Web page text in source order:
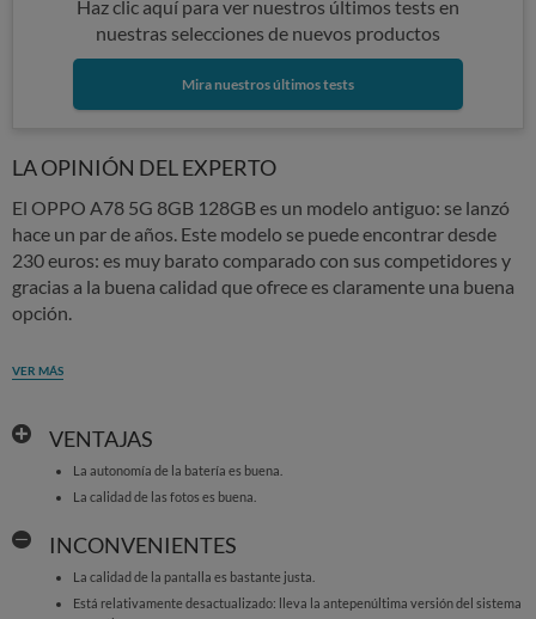
Haz clic aquí para ver nuestros últimos tests en
nuestras selecciones de nuevos productos
Mira nuestros últimos tests
LA OPINIÓN DEL EXPERTO
El OPPO A78 5G 8GB 128GB es un modelo antiguo: se lanzó
hace un par de años. Este modelo se puede encontrar desde
230 euros: es muy barato comparado con sus competidores y
gracias a la buena calidad que ofrece es claramente una buena
opción.
VER MÁS
VENTAJAS
La autonomía de la batería es buena.
La calidad de las fotos es buena.
INCONVENIENTES
La calidad de la pantalla es bastante justa.
Está relativamente desactualizado: lleva la antepenúltima versión del sistema